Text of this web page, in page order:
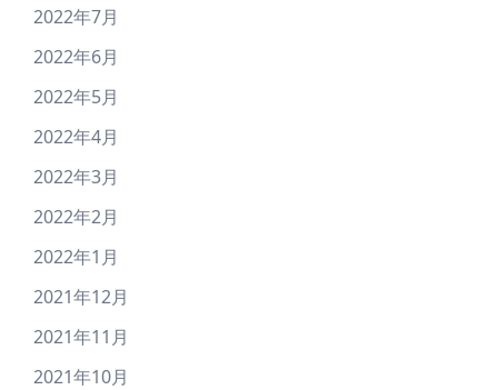
2022年7月
2022年6月
2022年5月
2022年4月
2022年3月
2022年2月
2022年1月
2021年12月
2021年11月
2021年10月